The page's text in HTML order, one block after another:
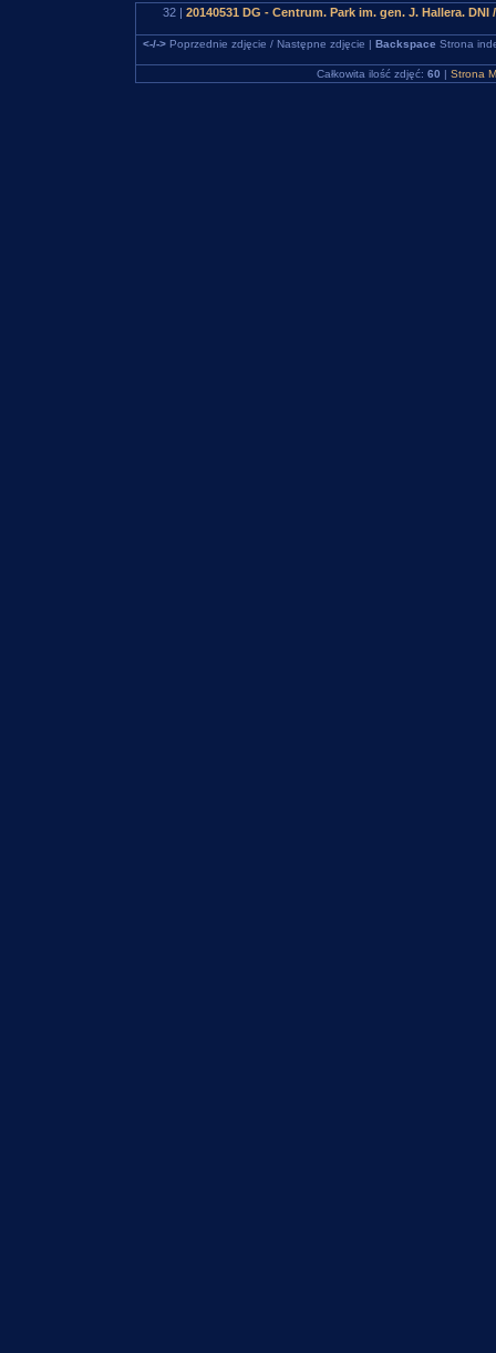
32 | 20140531 DG - Centrum. Park im. gen. J. Hallera.
<-/->Poprzednie zdjęcie / Następne zdjęcie | Backspace Strona
Całkowita ilość zdjęć: 60 | Strona